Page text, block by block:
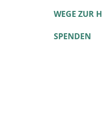
WEGE ZUR
SPENDEN